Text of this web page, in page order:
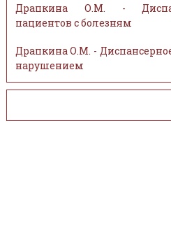
Драпкина О.М. -
пациентов с болезням
Драпкина О.М. -
нарушением